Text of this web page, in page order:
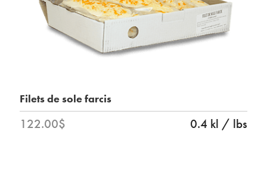
Filets de sole farcis
122.00$ 0.4 kl / lbs